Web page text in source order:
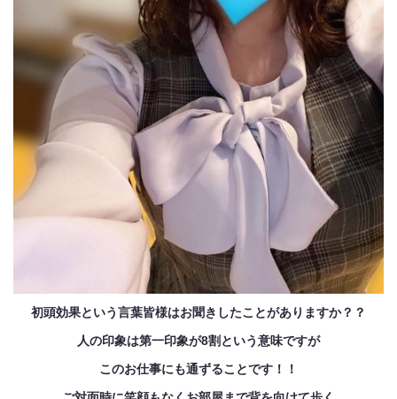
初頭効果という言葉皆様はお聞きしたことがありますか？？
人の印象は第一印象が8割という意味ですが
このお仕事にも通ずることです！！